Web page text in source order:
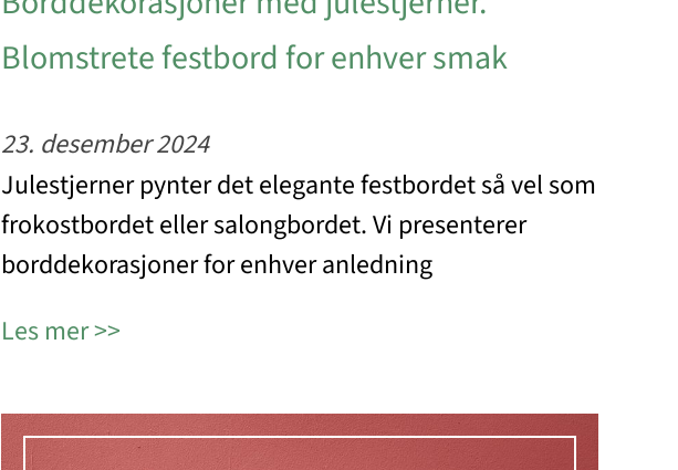
Blomstrete festbord for enhver smak
23. desember 2024
Julestjerner pynter det elegante festbordet så vel som
frokostbordet eller salongbordet. Vi presenterer
borddekorasjoner for enhver anledning
Les mer